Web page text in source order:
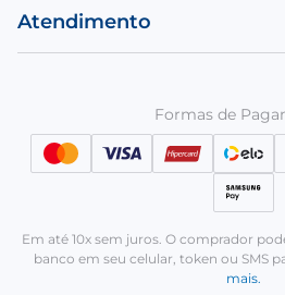
Atendimento
Formas de
Em até 10x sem juros. O comprador
banco em seu celular, token ou SMS
mais.